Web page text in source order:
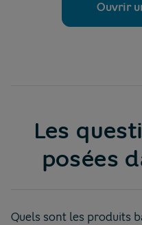
Ouvrir
Les
posées
Quels sont les produits